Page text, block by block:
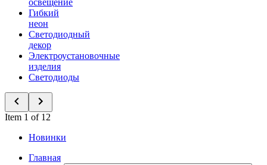
освещение
Гибкий
неон
Светодиодный
декор
Электроустановочные
изделия
Светодиоды
Item 1 of 12
Новинки
Главная